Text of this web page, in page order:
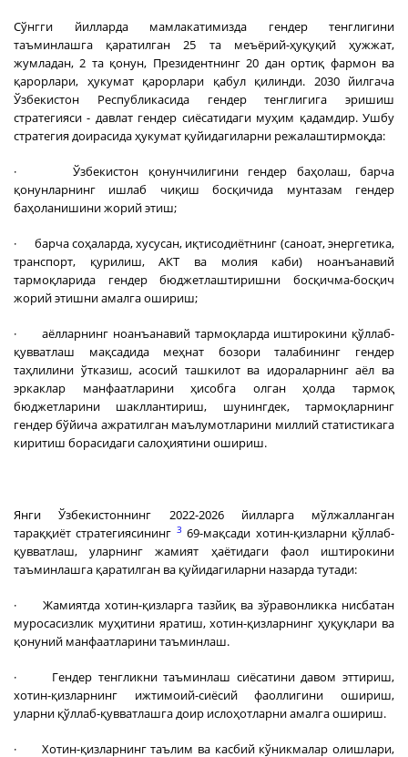
Сўнгги йилларда мамлакатимизда гендер тенглигини
таъминлашга қаратилган 25 та меъёрий-ҳуқуқий ҳужжат,
жумладан, 2 та қонун, Президентнинг 20 дан ортиқ фармон ва
қарорлари, ҳукумат қарорлари қабул қилинди. 2030 йилгача
Ўзбекистон Республикасида гендер тенглигига эришиш
стратегияси - давлат гендер сиёсатидаги муҳим қадамдир. Ушбу
стратегия доирасида ҳукумат қуйидагиларни режалаштирмоқда:
· Ўзбекистон қонунчилигини гендер баҳолаш, барча
қонунларнинг ишлаб чиқиш босқичида мунтазам гендер
баҳоланишини жорий этиш;
· барча соҳаларда, хусусан, иқтисодиётнинг (саноат, энергетика,
транспорт, қурилиш, АКТ ва молия каби) ноанъанавий
тармоқларида гендер бюджетлаштиришни босқичма-босқич
жорий этишни амалга ошириш;
· аёлларнинг ноанъанавий тармоқларда иштирокини қўллаб-
қувватлаш мақсадида меҳнат бозори талабининг гендер
таҳлилини ўтказиш, асосий ташкилот ва идораларнинг аёл ва
эркаклар манфаатларини ҳисобга олган ҳолда тармоқ
бюджетларини шакллантириш, шунингдек, тармоқларнинг
гендер бўйича ажратилган маълумотларини миллий статистикага
киритиш борасидаги салоҳиятини ошириш.
Янги Ўзбекистоннинг 2022-2026 йилларга мўлжалланган
тараққиёт стратегиясининг 3 69-мақсади хотин-қизларни қўллаб-
қувватлаш, уларнинг жамият ҳаётидаги фаол иштирокини
таъминлашга қаратилган ва қуйидагиларни назарда тутади:
· Жамиятда хотин-қизларга тазйиқ ва зўравонликка нисбатан
муросасизлик муҳитини яратиш, хотин-қизларнинг ҳуқуқлари ва
қонуний манфаатларини таъминлаш.
· Гендер тенгликни таъминлаш сиёсатини давом эттириш,
хотин-қизларнинг ижтимоий-сиёсий фаоллигини ошириш,
уларни қўллаб-қувватлашга доир ислоҳотларни амалга ошириш.
· Хотин-қизларнинг таълим ва касбий кўникмалар олишлари,